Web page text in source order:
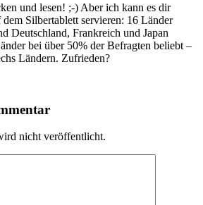
und lesen! ;-) Aber ich kann es dir
Silbertablett servieren: 16 Länder
Deutschland, Frankreich und Japan
bei über 50% der Befragten beliebt –
Ländern. Zufrieden?
nicht veröffentlicht.